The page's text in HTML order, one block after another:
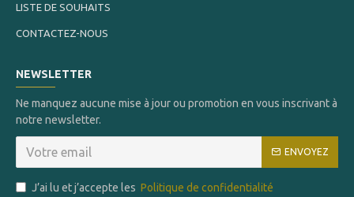
LISTE DE SOUHAITS
CONTACTEZ-NOUS
NEWSLETTER
Ne manquez aucune mise à jour ou promotion en vous inscrivant à
notre newsletter.
ENVOYEZ
J’ai lu et j’accepte les Politique de confidentialité